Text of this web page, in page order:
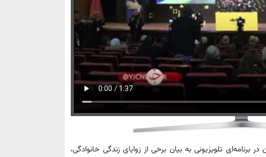
برنامه‌ای تلویزیونی به بیان برخی از زوایای زندگی خانوادگی،